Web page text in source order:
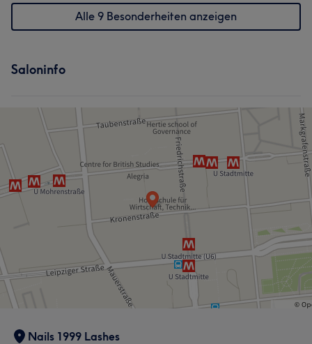
Alle 9 Besonderheiten anzeigen
Saloninfo
Nails 1999 Lashes